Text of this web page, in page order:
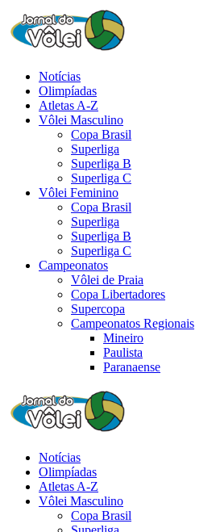
Notícias
Olimpíadas
Atletas A-Z
Vôlei Masculino
Copa Brasil
Superliga
Superliga B
Superliga C
Vôlei Feminino
Copa Brasil
Superliga
Superliga B
Superliga C
Campeonatos
Vôlei de Praia
Copa Libertadores
Supercopa
Campeonatos Regionais
Mineiro
Paulista
Paranaense
Notícias
Olimpíadas
Atletas A-Z
Vôlei Masculino
Copa Brasil